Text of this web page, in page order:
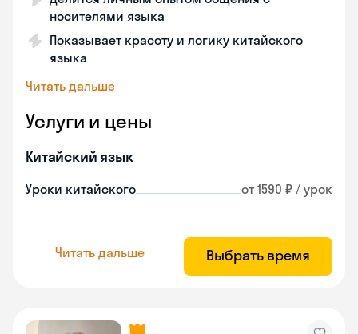
носителями языка
Показывает красоту и логику китайского
языка
Читать дальше
Услуги и цены
Китайский язык
Уроки китайского от 1590 ₽ / урок
Читать дальше Выбрать время